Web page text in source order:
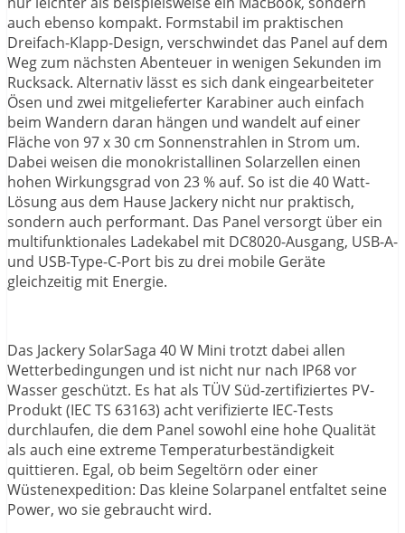
auch ebenso kompakt. Formstabil im praktischen
Dreifach-Klapp-Design, verschwindet das Panel auf dem
Weg zum nächsten Abenteuer in wenigen Sekunden im
Rucksack. Alternativ lässt es sich dank eingearbeiteter
Ösen und zwei mitgelieferter Karabiner auch einfach
beim Wandern daran hängen und wandelt auf einer
Fläche von 97 x 30 cm Sonnenstrahlen in Strom um.
Dabei weisen die monokristallinen Solarzellen einen
hohen Wirkungsgrad von 23 % auf. So ist die 40 Watt-
Lösung aus dem Hause Jackery nicht nur praktisch,
sondern auch performant. Das Panel versorgt über ein
multifunktionales Ladekabel mit DC8020-Ausgang, USB-A-
und USB-Type-C-Port bis zu drei mobile Geräte
gleichzeitig mit Energie.
Das Jackery SolarSaga 40 W Mini trotzt dabei allen
Wetterbedingungen und ist nicht nur nach IP68 vor
Wasser geschützt. Es hat als TÜV Süd-zertifiziertes PV-
Produkt (IEC TS 63163) acht verifizierte IEC-Tests
durchlaufen, die dem Panel sowohl eine hohe Qualität
als auch eine extreme Temperaturbeständigkeit
quittieren. Egal, ob beim Segeltörn oder einer
Wüstenexpedition: Das kleine Solarpanel entfaltet seine
Power, wo sie gebraucht wird.